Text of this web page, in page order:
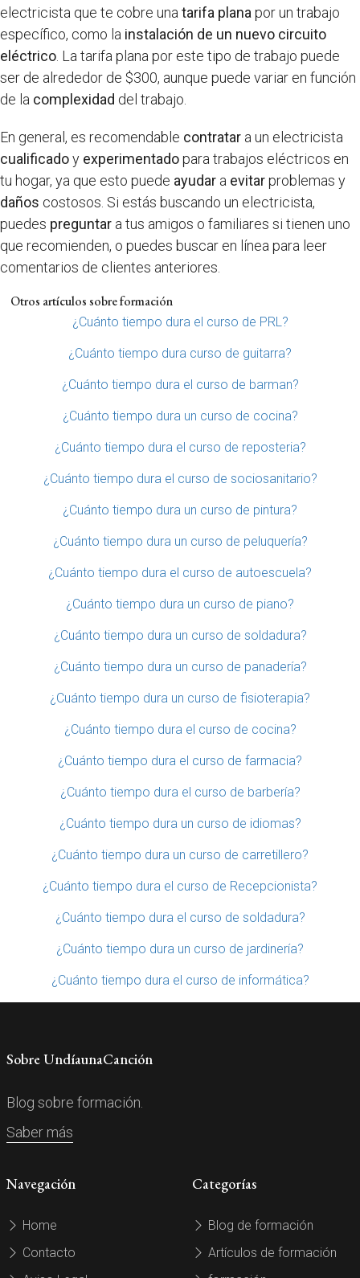
electricista que te cobre una tarifa plana por un trabajo
específico, como la instalación de un nuevo circuito
eléctrico . La tarifa plana por este tipo de trabajo puede
ser de alrededor de $300, aunque puede variar en función
de la complexidad del trabajo.
En general, es recomendable contratar a un electricista
cualificadoy experimentadopara trabajos eléctricos en
tu hogar, ya que esto puede ayudar a evitarproblemas y
daños costosos. Si estás buscando un electricista,
puedes preguntar a tus amigos o familiares si tienen uno
que recomienden, o puedes buscar en línea para leer
comentarios de clientes anteriores.
Otros artículos sobre formación
¿Cuánto tiempo dura el curso de PRL?
¿Cuánto tiempo dura curso de guitarra?
¿Cuánto tiempo dura el curso de barman?
¿Cuánto tiempo dura un curso de cocina?
¿Cuánto tiempo dura el curso de reposteria?
¿Cuánto tiempo dura el curso de sociosanitario?
¿Cuánto tiempo dura un curso de pintura?
¿Cuánto tiempo dura un curso de peluquería?
¿Cuánto tiempo dura el curso de autoescuela?
¿Cuánto tiempo dura un curso de piano?
¿Cuánto tiempo dura un curso de soldadura?
¿Cuánto tiempo dura un curso de panadería?
¿Cuánto tiempo dura un curso de fisioterapia?
¿Cuánto tiempo dura el curso de cocina?
¿Cuánto tiempo dura el curso de farmacia?
¿Cuánto tiempo dura el curso de barbería?
¿Cuánto tiempo dura un curso de idiomas?
¿Cuánto tiempo dura un curso de carretillero?
¿Cuánto tiempo dura el curso de Recepcionista?
¿Cuánto tiempo dura el curso de soldadura?
¿Cuánto tiempo dura un curso de jardinería?
¿Cuánto tiempo dura el curso de informática?
Sobre UndíaunaCanción
Blog sobre formación.
Saber más
Navegación
Home
Contacto
Categorías
Blog de formación
Artículos de formación